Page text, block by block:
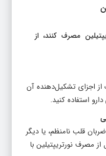
مصرف کنند، از
از اجزای تشکیل‌دهنده آن
استفاده کنید.
قلب نامنظم، یا دیگر
مصرف نورتریپتیلین با